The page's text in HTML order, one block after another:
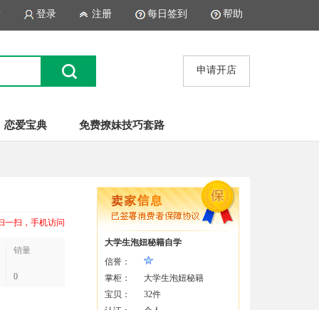
帮助
每日签到
注册
登录
申请开店
恋爱宝典 免费撩妹技巧套路
一扫，手机访问
销量
0
大学生泡妞秘籍自学
信誉：
掌柜：
大学生泡妞秘籍
宝贝：
32件